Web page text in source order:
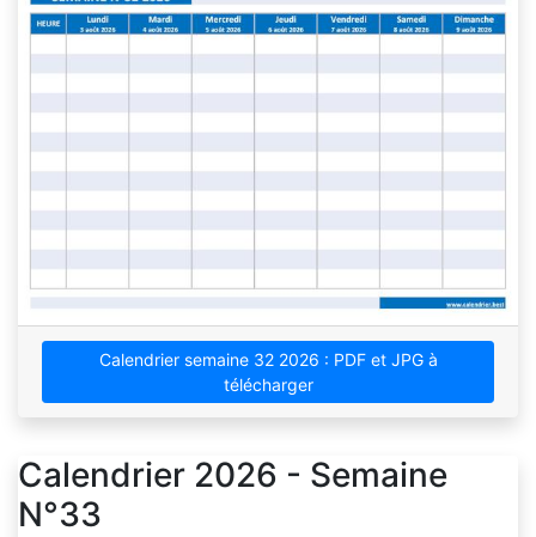
Calendrier semaine 32 2026 : PDF et JPG à
télécharger
Calendrier 2026 - Semaine
N°33